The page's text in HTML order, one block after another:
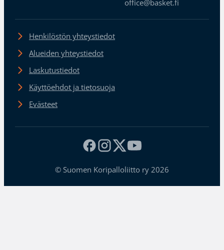
office@basket.fi
Henkilöstön yhteystiedot
Alueiden yhteystiedot
Laskutustiedot
Käyttöehdot ja tietosuoja
Evästeet
© Suomen Koripalloliitto ry 2026